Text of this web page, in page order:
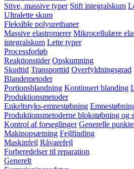
Stive, massive typer Stift integralskum
Ultralette skum
Fleksible polyurethaner
Massive elastromerer Mikrocellulære
integralskum Lette typer
Processforløb
Reaktionstider Opskumning
Skudtid Transporttid Overfyldningsgrad
Blandemetoder
Portionsblandning Kontinuert blanding
Produktionsmetoder
Enkeltstyks-emnestøbning
Produktionsmetoderne blokstøbning og
Kontrol af forseglinger Generelle
Makinopsætning Fejlfinding
Maskinfejl Råvarefejl
Forberedelser til reparation
Generelt